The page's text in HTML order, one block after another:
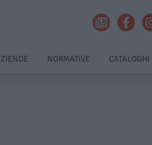
NORMATIVE CATALOGHI